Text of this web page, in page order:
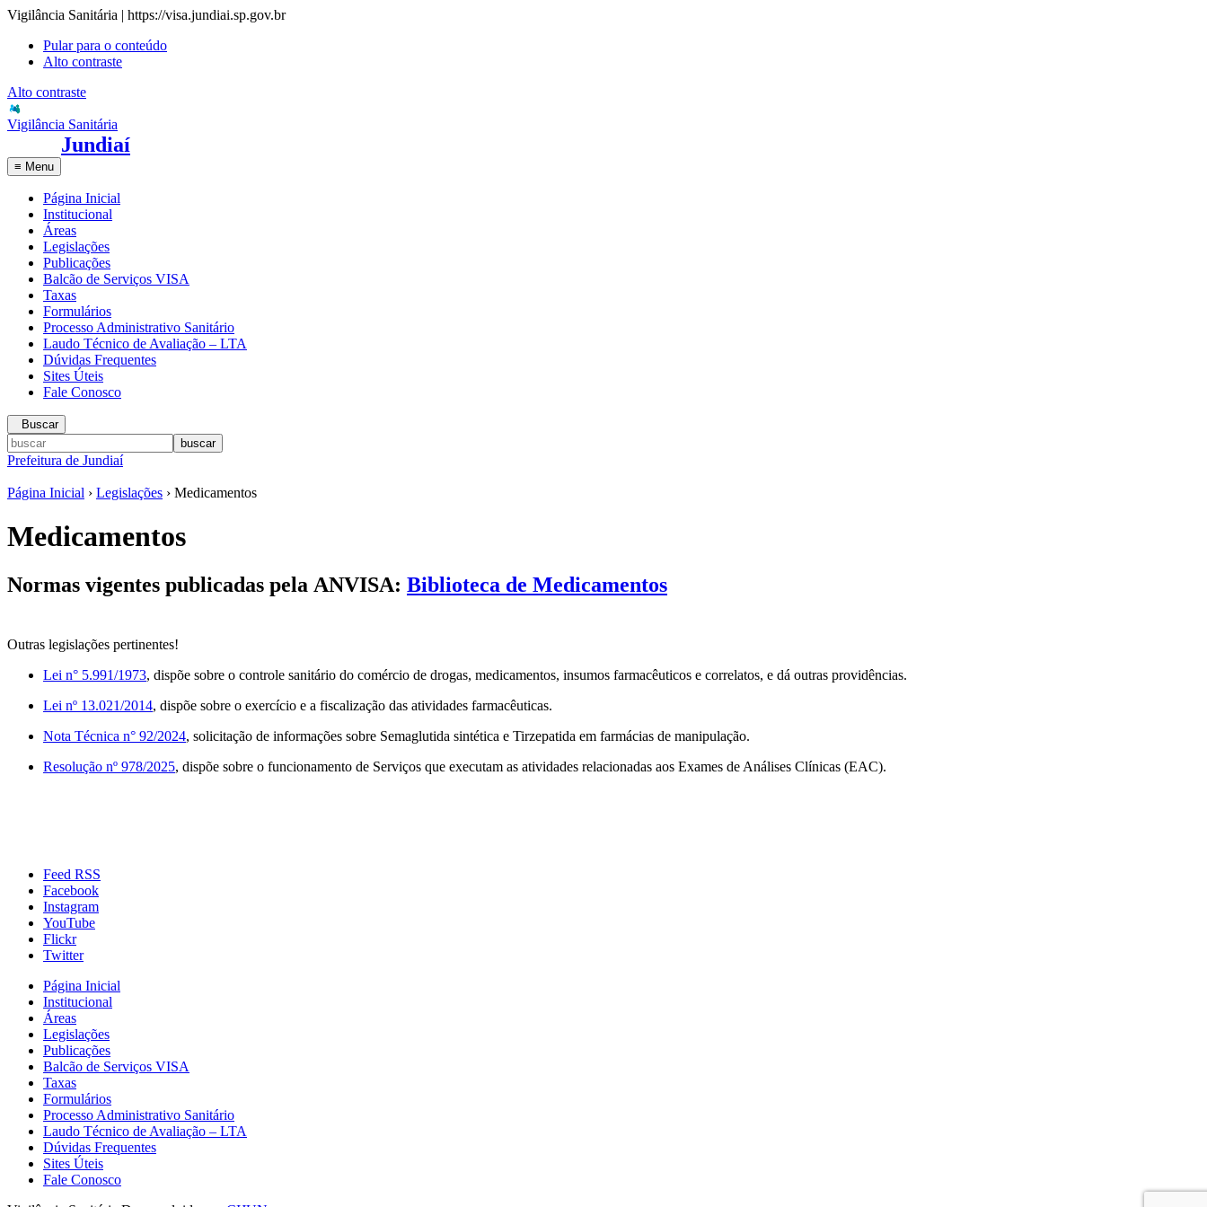
Vigilância Sanitária | https://visa.jundiai.sp.gov.br
Pular para o conteúdo
Alto contraste
Alto contraste
Vigilância Sanitária
Jundiaí
≡ Menu
Página Inicial
Institucional
Áreas
Legislações
Publicações
Balcão de Serviços VISA
Taxas
Formulários
Processo Administrativo Sanitário
Laudo Técnico de Avaliação – LTA
Dúvidas Frequentes
Sites Úteis
Fale Conosco
Buscar
Prefeitura de Jundiaí
Página Inicial › Legislações › Medicamentos
Medicamentos
Normas vigentes publicadas pela ANVISA: Biblioteca de Medicamentos
Outras legislações pertinentes!
Lei n° 5.991/1973, dispõe sobre o controle sanitário do comércio de drogas, medicamentos, insumos farmacêuticos e correlatos, e dá outras providências.
Lei nº 13.021/2014, dispõe sobre o exercício e a fiscalização das atividades farmacêuticas.
Nota Técnica n° 92/2024, solicitação de informações sobre Semaglutida sintética e Tirzepatida em farmácias de manipulação.
Resolução nº 978/2025, dispõe sobre o funcionamento de Serviços que executam as atividades relacionadas aos Exames de Análises Clínicas (EAC).
Feed RSS
Facebook
Instagram
YouTube
Flickr
Twitter
Página Inicial
Institucional
Áreas
Legislações
Publicações
Balcão de Serviços VISA
Taxas
Formulários
Processo Administrativo Sanitário
Laudo Técnico de Avaliação – LTA
Dúvidas Frequentes
Sites Úteis
Fale Conosco